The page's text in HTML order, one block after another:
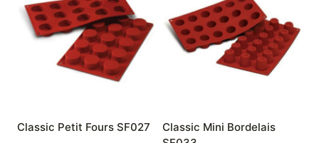
Classic Petit Fours SF027
Classic Mini Bordelais